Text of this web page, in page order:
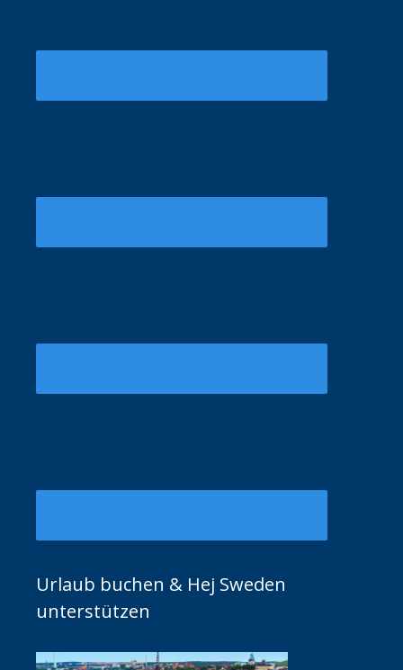
Urlaub buchen & Hej Sweden
unterstützen